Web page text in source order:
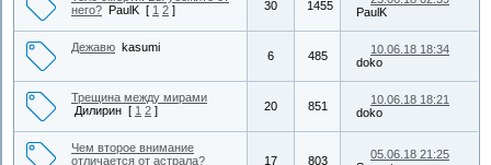
него? PaulK [ 1 2 ] 30 1455
PaulK
Дежавю kasumi
6 485
10.06.18 18:34
doko
Трещина между мирами
Дилирин [ 1 2 ] 20 851
10.06.18 18:21
doko
Чем второе внимание
отличается от астрала?
17 803
05.06.18 21:25